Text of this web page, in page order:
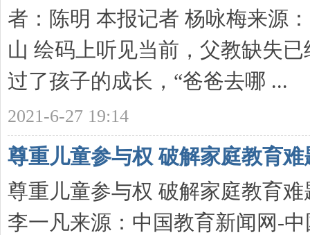
者：陈明 本报记者 杨咏梅来源
山 绘码上听见当前，父教缺失
过了孩子的成长，“爸爸去哪 ...
2021-6-27 19:14
尊重儿童参与权 破解家庭教育难
尊重儿童参与权 破解家庭教育
李一凡来源：中国教育新闻网-